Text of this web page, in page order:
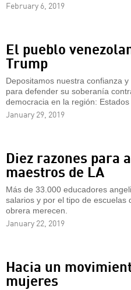
February 6, 2019
El pueblo
Trump
Depositamos nuestra confianza
para defender su soberanía
democracia en la región: Estados
January 29, 2019
Diez razones para
maestros de LA
Más de 33.000 educadores
salarios y por el tipo de escuelas
obrera merecen.
January 22, 2019
Hacia un
mujeres